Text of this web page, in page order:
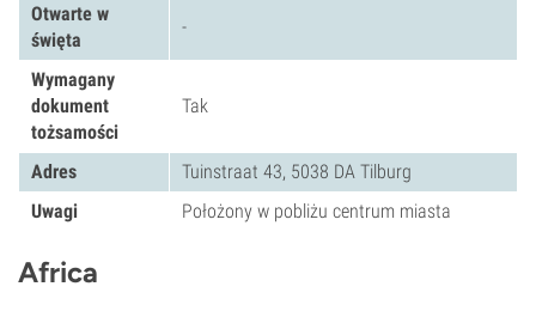
Otwarte w
święta
-
Wymagany
dokument
tożsamości
Tak
Adres
Tuinstraat 43, 5038 DA Tilburg
Uwagi
Położony w pobliżu centrum miasta
Africa